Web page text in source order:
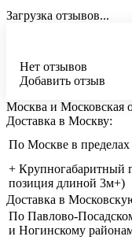
Загрузка отзывов...
Нет отзывов
Добавить отзыв
Москва и Московская
Доставка в Москву:
По Москве в
+ Крупногабаритный
позиция длиной 3м+)
Доставка в
По Павлово-
и Ногинскому